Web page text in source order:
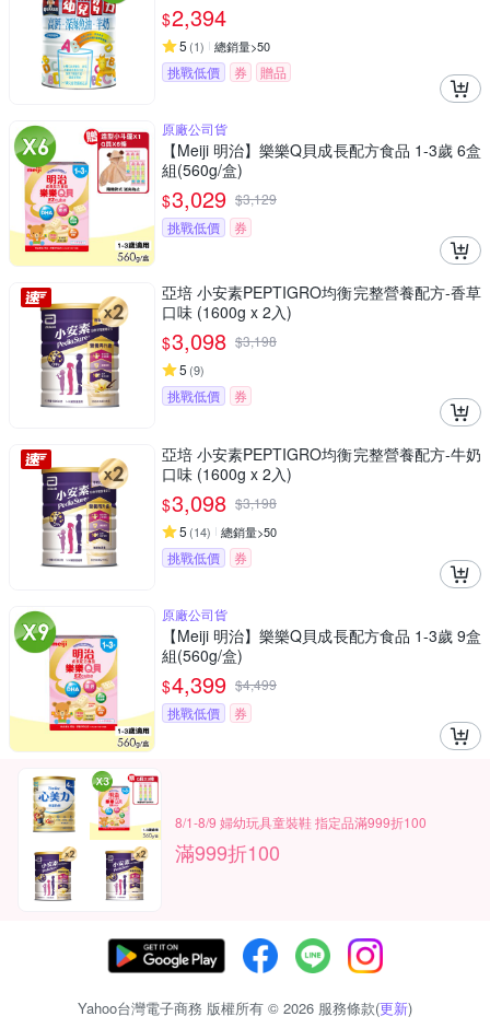
$2,394
5 (1) 總銷量>50
挑戰低價 券 贈品
原廠公司貨
【Meiji 明治】樂樂Q貝成長配方食品 1-3歲 6盒
組(560g/盒)
$3,029 $3,129
挑戰低價
券
亞培 小安素PEPTIGRO均衡完整營養配方-香草
口味 (1600g x 2入)
$3,098 $3,198
5 (9)
挑戰低價 券
亞培 小安素PEPTIGRO均衡完整營養配方-牛奶
口味 (1600g x 2入)
$3,098 $3,198
5 (14) 總銷量>50
挑戰低價 券
原廠公司貨
【Meiji 明治】樂樂Q貝成長配方食品 1-3歲 9盒
組(560g/盒)
$4,399 $4,499
挑戰低價
券
8/1-8/9 婦幼玩具童裝鞋 指定品滿999折100
滿999折100
Yahoo台灣電子商務 版權所有 © 2026 服務條款(更新)